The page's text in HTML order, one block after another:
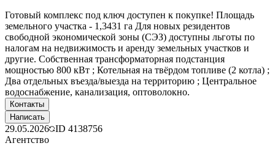
Готовый комплекс под ключ доступен к покупке! Площадь
земельного участка - 1,3431 га Для новых резидентов
свободной экономической зоны (СЭЗ) доступны льготы по
налогам на недвижимость и аренду земельных участков и
другие. Собственная трансформаторная подстанция
мощностью 800 кВт ; Котельная на твёрдом топливе (2 котла) ;
Два отдельных въезда/выезда на территорию ; Центральное
водоснабжение, канализация, оптоволокно.
Контакты
Написать
29.05.2026 ID 4138756
Агентство